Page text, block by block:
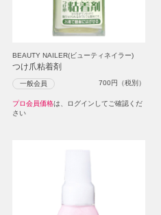
BEAUTY NAILER(ビューティネイラー)
つけ爪粘着剤
一般会員 700円（税別）
プロ会員価格は、ログインしてご確認くだ
さい